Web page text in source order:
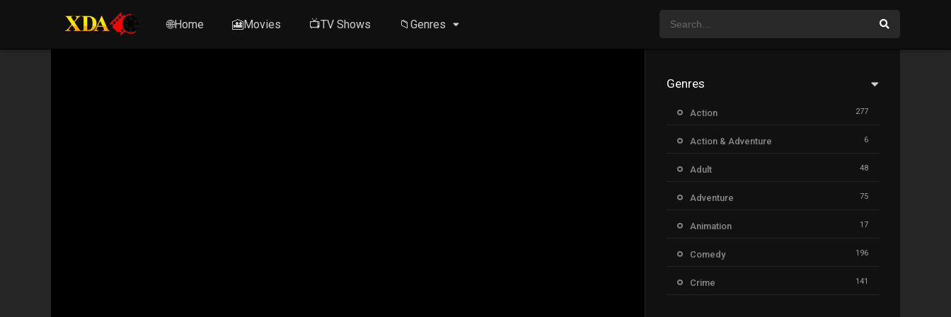
🌐Home 🎦Movies 📺TV Shows 📁Genres
Genres
Action 277
Action & Adventure 6
Adult 48
Adventure 75
Animation 17
Comedy 196
Crime 141